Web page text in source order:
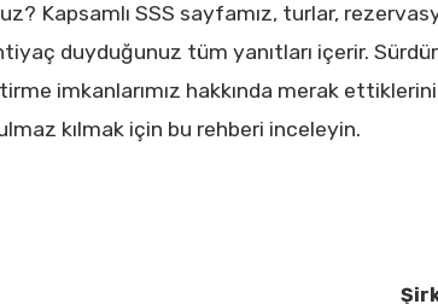
Kapsamlı SSS sayfamız, turlar,
duyduğunuz tüm yanıtları içerir.
imkanlarımız hakkında merak
kılmak için bu rehberi inceleyin.